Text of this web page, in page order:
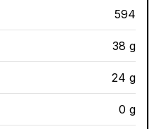
594
38 g
24 g
0 g